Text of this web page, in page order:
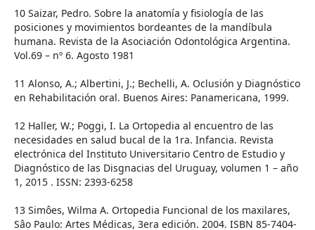
10 Saizar, Pedro. Sobre la anatomía y fisiología de las
posiciones y movimientos bordeantes de la mandíbula
humana. Revista de la Asociación Odontológica Argentina.
Vol.69 – nº 6. Agosto 1981
11 Alonso, A.; Albertini, J.; Bechelli, A. Oclusión y Diagnóstico
en Rehabilitación oral. Buenos Aires: Panamericana, 1999.
12 Haller, W.; Poggi, I. La Ortopedia al encuentro de las
necesidades en salud bucal de la 1ra. Infancia. Revista
electrónica del Instituto Universitario Centro de Estudio y
Diagnóstico de las Disgnacias del Uruguay, volumen 1 – año
1, 2015 . ISSN: 2393-6258
13 Simôes, Wilma A. Ortopedia Funcional de los maxilares,
Sâo Paulo: Artes Médicas, 3era edición. 2004. ISBN 85-7404-